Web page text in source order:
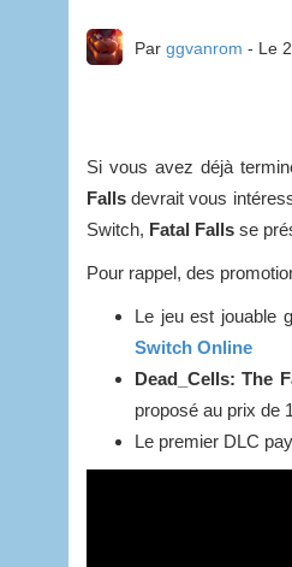
Par ggvanrom - Le
Si vous avez déjà
Fallsdevrait vous
Switch, Fatal Falls se
Pour rappel, des
Le jeu est jouable
Switch Online
Dead_Cells: The
proposé au prix de
Le premier DLC